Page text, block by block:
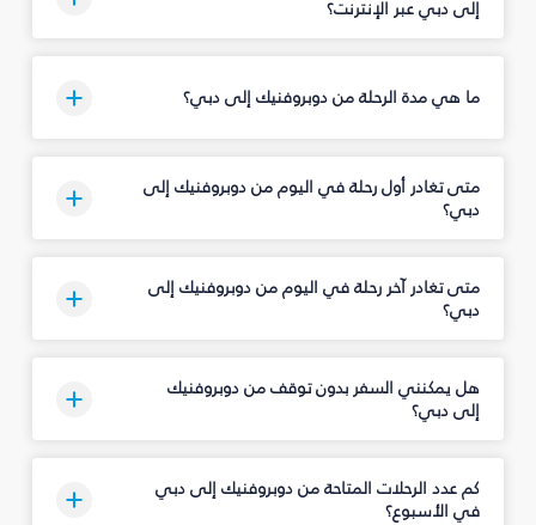
إلى دبي عبر الإنترنت؟
ما هي مدة الرحلة من دوبروفنيك إلى دبي؟
متى تغادر أول رحلة في اليوم من دوبروفنيك إلى
دبي؟
متى تغادر آخر رحلة في اليوم من دوبروفنيك إلى
دبي؟
هل يمكنني السفر بدون توقف من دوبروفنيك
إلى دبي؟
كم عدد الرحلات المتاحة من دوبروفنيك إلى دبي
في الأسبوع؟